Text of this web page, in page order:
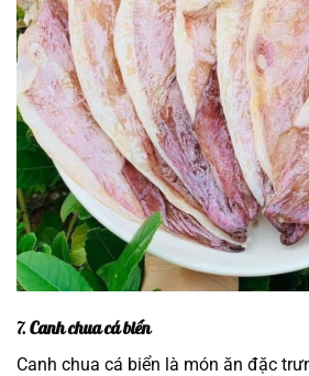
7.Canh chua cá biển
Canh chua cá biển là món ăn đặc